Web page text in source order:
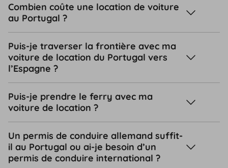
Combien coûte une location de voiture
au Portugal ?
Puis-je traverser la frontière avec ma
voiture de location du Portugal vers
l’Espagne ?
Puis-je prendre le ferry avec ma
voiture de location ?
Un permis de conduire allemand suffit-
il au Portugal ou ai-je besoin d’un
permis de conduire international ?